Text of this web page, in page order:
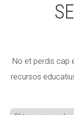
No et perdis cap
recursos